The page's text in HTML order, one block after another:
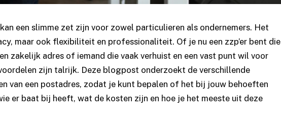
kan een slimme zet zijn voor zowel particulieren als ondernemers. Het
maar ook flexibiliteit en professionaliteit. Of je nu een zzp’er bent die
zakelijk adres of iemand die vaak verhuist en een vast punt wil voor
zijn talrijk. Deze blogpost onderzoekt de verschillende
van een postadres, zodat je kunt bepalen of het bij jouw behoeften
er baat bij heeft, wat de kosten zijn en hoe je het meeste uit deze